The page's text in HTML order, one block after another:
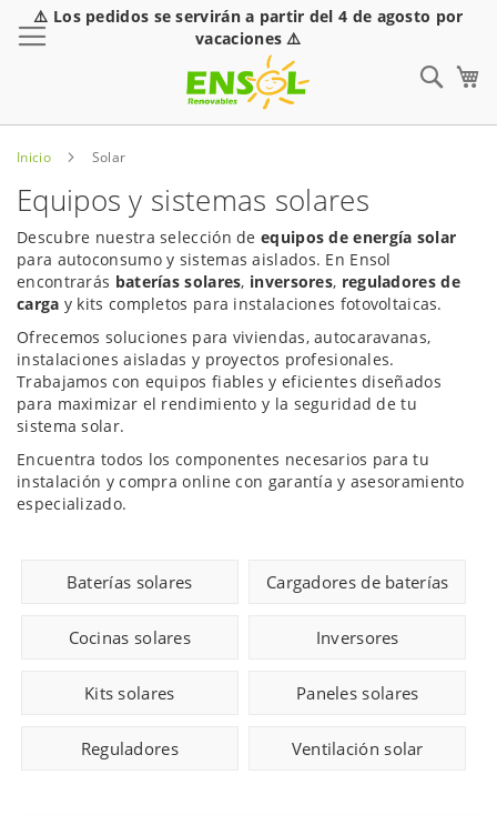
⚠️ Los pedidos se servirán a partir del 4 de agosto por
vacaciones ⚠️
Inicio Solar
Equipos y sistemas solares
Descubre nuestra selección de equipos de energía solar
para autoconsumo y sistemas aislados. En Ensol
encontrarás baterías solares, inversores, reguladores de
carga y kits completos para instalaciones fotovoltaicas.
Ofrecemos soluciones para viviendas, autocaravanas,
instalaciones aisladas y proyectos profesionales.
Trabajamos con equipos fiables y eficientes diseñados
para maximizar el rendimiento y la seguridad de tu
sistema solar.
Encuentra todos los componentes necesarios para tu
instalación y compra online con garantía y asesoramiento
especializado.
Baterías solares Cargadores de baterías
Cocinas solares Inversores
Kits solares Paneles solares
Reguladores Ventilación solar